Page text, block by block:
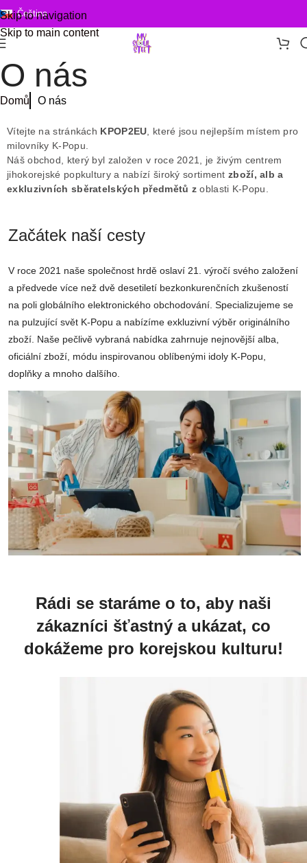
Skip to navigation
Skip to main content
Čeština
O nás
Domů O nás
Vítejte na stránkách KPOP2EU , které jsou nejlepším místem pro
milovníky K-Popu.
Náš obchod, který byl založen v roce 2021, je živým centrem
jihokorejské popkultury a nabízí široký sortiment zboží, alb a
exkluzivních sběratelských předmětů z oblasti K-Popu.
Začátek naší cesty
V roce 2021 naše společnost hrdě oslaví 21. výročí svého založení
a předvede více než dvě desetiletí bezkonkurenčních zkušeností
na poli globálního elektronického obchodování. Specializujeme se
na pulzující svět K-Popu a nabízíme exkluzivní výběr originálního
zboží. Naše pečlivě vybraná nabídka zahrnuje nejnovější alba,
oficiální zboží, módu inspirovanou oblíbenými idoly K-Popu,
doplňky a mnoho dalšího.
Rádi se staráme o to, aby naši
zákazníci šťastný a ukázat, co
dokážeme pro korejskou kulturu!